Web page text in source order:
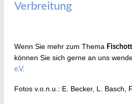
Verbreitung
Wenn Sie mehr zum Thema
können Sie sich gerne an uns
e.V.
Fotos v.o.n.u.: E. Becker, L. Basch,